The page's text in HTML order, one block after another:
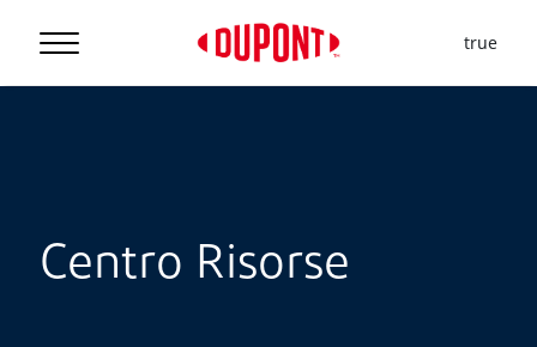
true
Centro Risorse